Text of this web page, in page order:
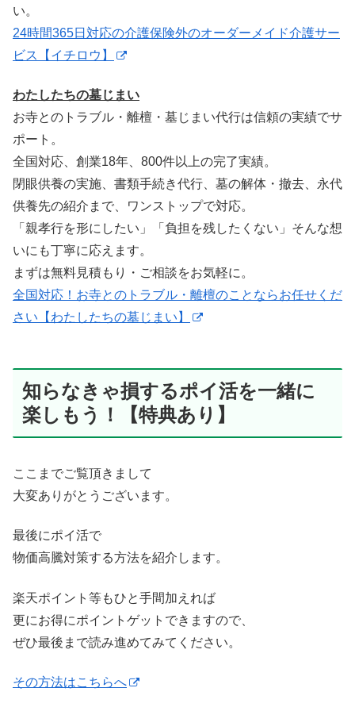
い。
24時間365日対応の介護保険外のオーダーメイド介護サー
ビス【イチロウ】
わたしたちの墓じまい
お寺とのトラブル・離檀・墓じまい代行は信頼の実績でサ
ポート。
全国対応、創業18年、800件以上の完了実績。
閉眼供養の実施、書類手続き代行、墓の解体・撤去、永代
供養先の紹介まで、ワンストップで対応。
「親孝行を形にしたい」「負担を残したくない」そんな想
いにも丁寧に応えます。
まずは無料見積もり・ご相談をお気軽に。
全国対応！お寺とのトラブル・離檀のことならお任せくだ
さい【わたしたちの墓じまい】
知らなきゃ損するポイ活を一緒に
楽しもう！【特典あり】
ここまでご覧頂きまして
大変ありがとうございます。
最後にポイ活で
物価高騰対策する方法を紹介します。
楽天ポイント等もひと手間加えれば
更にお得にポイントゲットできますので、
ぜひ最後まで読み進めてみてください。
その方法はこちらへ